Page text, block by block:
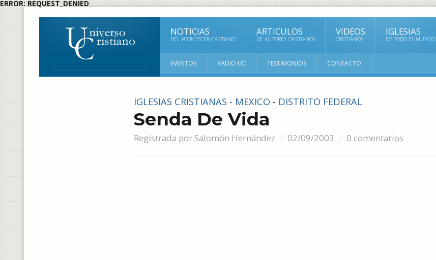
ERROR: REQUEST_DENIED
NOTICIAS
DEL ACONTECER CRISTIANO
ARTICULOS
DE AUTORES CRISTIANOS
VIDEOS
CRISTIANOS
IGLESIAS
DE TODO EL MUNDO
EVENTOS RADIO UC TESTIMONIOS CONTACTO
IGLESIAS CRISTIANAS - MEXICO - DISTRITO FEDERAL
Senda De Vida
Registrada por Salomón Hernández 02/09/2003 0 comentarios